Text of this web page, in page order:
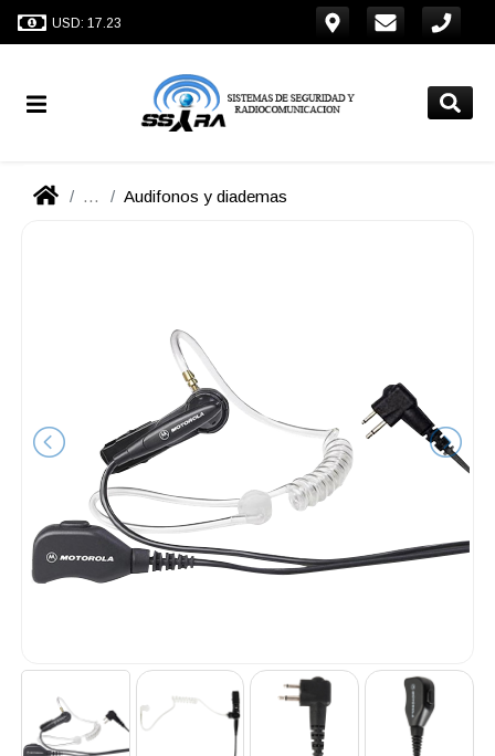
USD: 17.23
... Audifonos y diademas